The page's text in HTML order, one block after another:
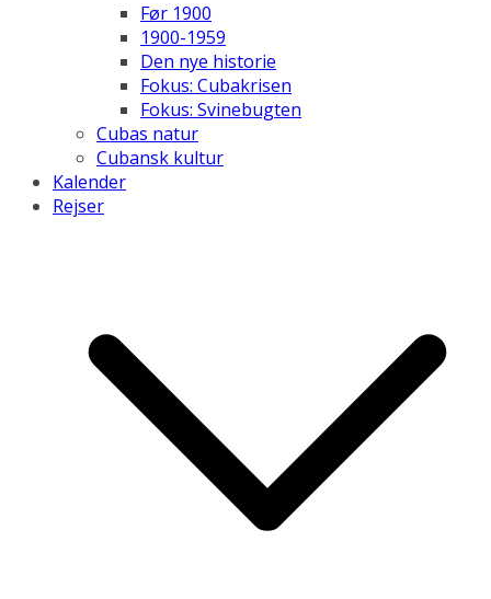
Før 1900
1900-1959
Den nye historie
Fokus: Cubakrisen
Fokus: Svinebugten
Cubas natur
Cubansk kultur
Kalender
Rejser